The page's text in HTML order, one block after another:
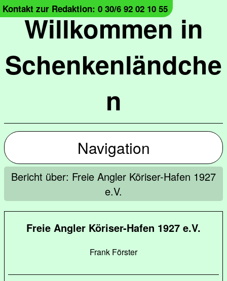
Willkommen in
Schenkenländche
n
Kontakt zur Redaktion: 0 30/6 92 02 10 55
Navigation
Bericht über: Freie Angler Köriser-Hafen 1927
e.V.
Freie Angler Köriser-Hafen 1927 e.V.
Frank Förster